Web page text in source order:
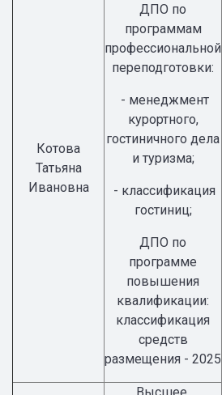
Котова
Татьяна
Ивановна
ДПО по
программам
профессиональной
переподготовки:
- менеджмент
курортного,
гостиничного дела
и туризма;
- классификация
гостиниц;
ДПО по
программе
повышения
квалификации:
классификация
средств
размещения - 2025